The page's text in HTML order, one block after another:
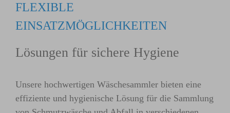
FLEXIBLE
EINSATZMÖGLICHKEITEN
Lösungen für sichere Hygiene
Unsere hochwertigen Wäschesammler bieten eine
effiziente und hygienische Lösung für die Sammlung